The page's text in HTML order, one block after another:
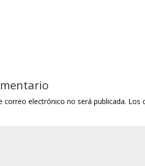
correo electrónico no será publicada. Los